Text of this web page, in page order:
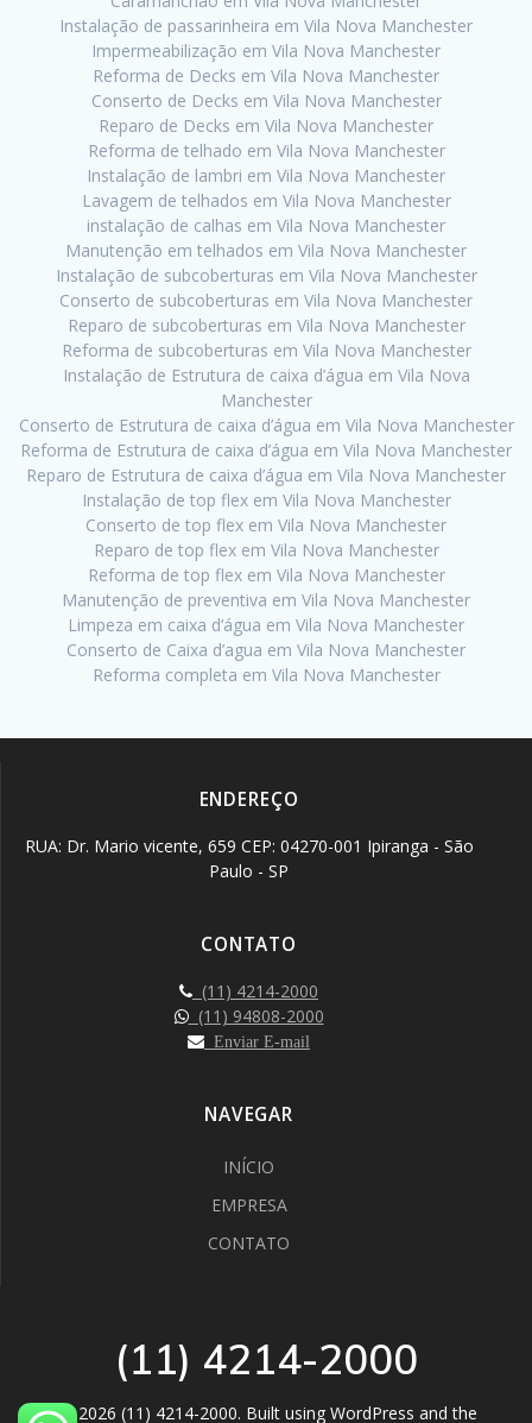
Instalação de passarinheira em Vila Nova Manchester
Impermeabilização em Vila Nova Manchester
Reforma de Decks em Vila Nova Manchester
Conserto de Decks em Vila Nova Manchester
Reparo de Decks em Vila Nova Manchester
Reforma de telhado em Vila Nova Manchester
Instalação de lambri em Vila Nova Manchester
Lavagem de telhados em Vila Nova Manchester
instalação de calhas em Vila Nova Manchester
Manutenção em telhados em Vila Nova Manchester
Instalação de subcoberturas em Vila Nova Manchester
Conserto de subcoberturas em Vila Nova Manchester
Reparo de subcoberturas em Vila Nova Manchester
Reforma de subcoberturas em Vila Nova Manchester
Instalação de Estrutura de caixa d’água em Vila Nova
Manchester
Conserto de Estrutura de caixa d’água em Vila Nova Manchester
Reforma de Estrutura de caixa d’água em Vila Nova Manchester
Reparo de Estrutura de caixa d’água em Vila Nova Manchester
Instalação de top flex em Vila Nova Manchester
Conserto de top flex em Vila Nova Manchester
Reparo de top flex em Vila Nova Manchester
Reforma de top flex em Vila Nova Manchester
Manutenção de preventiva em Vila Nova Manchester
Limpeza em caixa d’água em Vila Nova Manchester
Conserto de Caixa d’agua em Vila Nova Manchester
Reforma completa em Vila Nova Manchester
ENDEREÇO
RUA: Dr. Mario vicente, 659 CEP: 04270-001 Ipiranga - São
Paulo - SP
CONTATO
(11) 4214-2000
(11) 94808-2000
Enviar E-mail
NAVEGAR
INÍCIO
EMPRESA
CONTATO
(11) 4214-2000
© 2026 (11) 4214-2000. Built using WordPress and the